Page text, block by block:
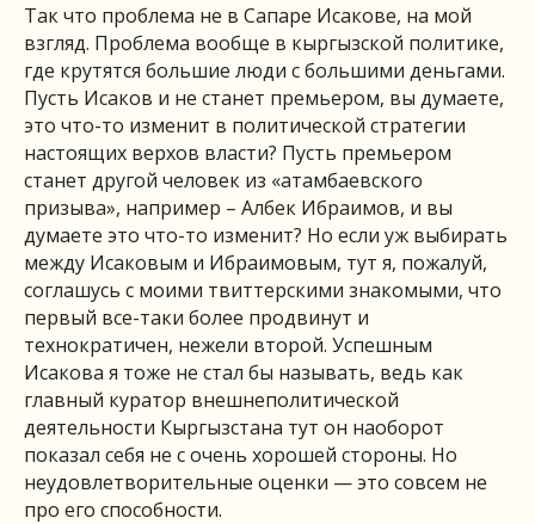
Так что проблема не в Сапаре Исакове, на мой
взгляд. Проблема вообще в кыргызской политике,
где крутятся большие люди с большими деньгами.
Пусть Исаков и не станет премьером, вы думаете,
это что-то изменит в политической стратегии
настоящих верхов власти? Пусть премьером
станет другой человек из «атамбаевского
призыва», например – Албек Ибраимов, и вы
думаете это что-то изменит? Но если уж выбирать
между Исаковым и Ибраимовым, тут я, пожалуй,
соглашусь с моими твиттерскими знакомыми, что
первый все-таки более продвинут и
технократичен, нежели второй. Успешным
Исакова я тоже не стал бы называть, ведь как
главный куратор внешнеполитической
деятельности Кыргызстана тут он наоборот
показал себя не с очень хорошей стороны. Но
неудовлетворительные оценки — это совсем не
про его способности.